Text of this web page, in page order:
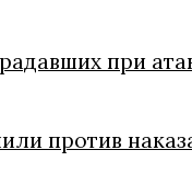
при
против